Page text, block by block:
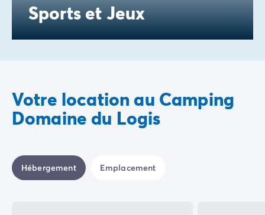
Sports et Jeux
Votre location au Camping
Domaine du Logis
Hébergement Emplacement